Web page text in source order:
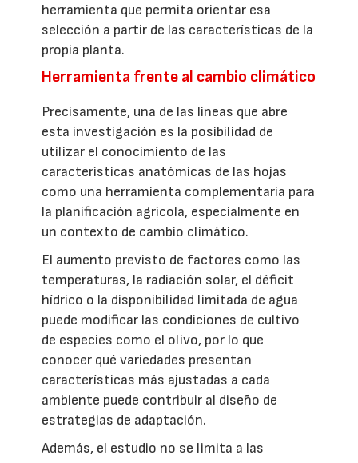
herramienta que permita orientar esa
selección a partir de las características de la
propia planta.
Herramienta frente al cambio climático
Precisamente, una de las líneas que abre
esta investigación es la posibilidad de
utilizar el conocimiento de las
características anatómicas de las hojas
como una herramienta complementaria para
la planificación agrícola, especialmente en
un contexto de cambio climático.
El aumento previsto de factores como las
temperaturas, la radiación solar, el déficit
hídrico o la disponibilidad limitada de agua
puede modificar las condiciones de cultivo
de especies como el olivo, por lo que
conocer qué variedades presentan
características más ajustadas a cada
ambiente puede contribuir al diseño de
estrategias de adaptación.
Además, el estudio no se limita a las